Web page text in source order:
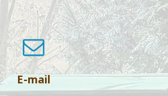
E-mail